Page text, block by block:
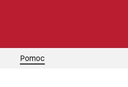
Pomoc